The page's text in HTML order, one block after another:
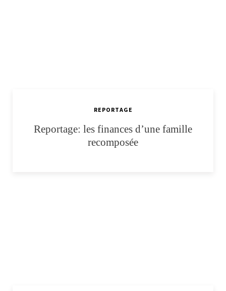
REPORTAGE
Reportage: les finances d’une famille
recomposée